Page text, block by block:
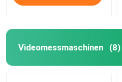
Videomessmaschinen (8)